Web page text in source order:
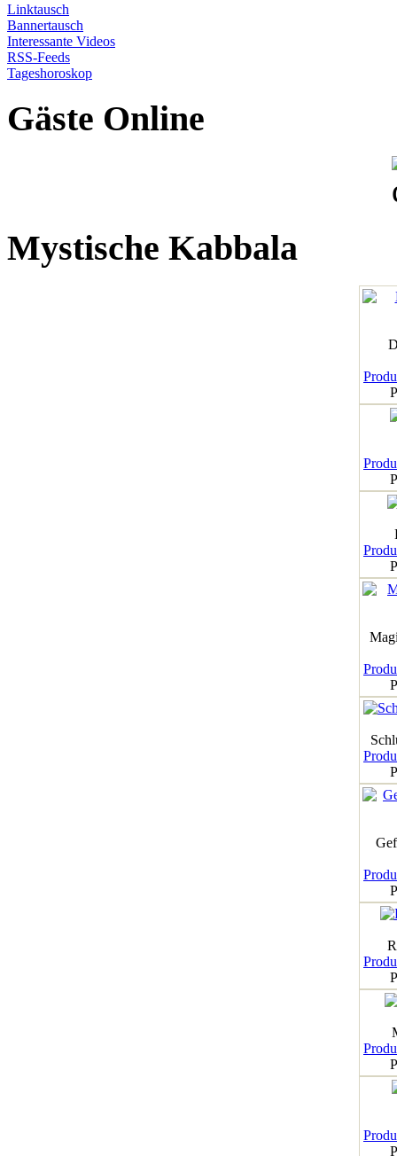
Linktausch
Bannertausch
Interessante Videos
RSS-Feeds
Tageshoroskop
Gäste Online
Mystische Kabbala